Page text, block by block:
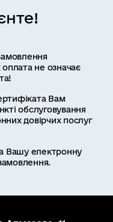
оплата не означає
Вам
обслуговування
довірчих послуг
Вашу електронну